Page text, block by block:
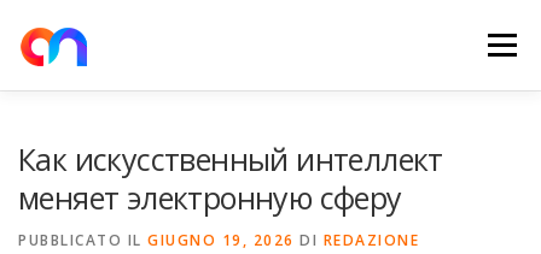
contenuto
Menu
Как искусственный интеллект
меняет электронную сферу
PUBBLICATO IL GIUGNO 19, 2026 DI REDAZIONE